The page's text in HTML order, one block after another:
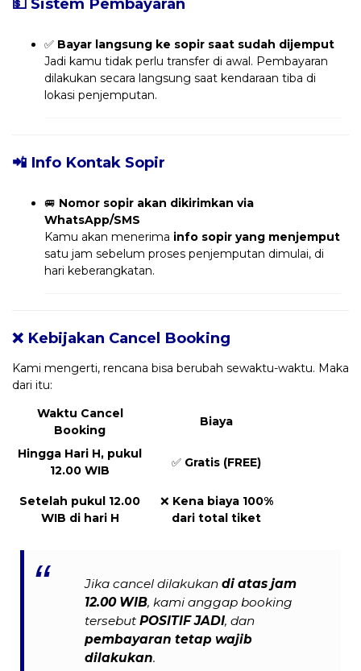
✅ Bayar langsung ke sopir saat sudah dijemput
Jadi kamu tidak perlu transfer di awal. Pembayaran
dilakukan secara langsung saat kendaraan tiba di
lokasi penjemputan.
📲 Info Kontak Sopir
🚐 Nomor sopir akan dikirimkan via
WhatsApp/SMS
Kamu akan menerima info sopir yang menjemput
satu jam sebelum proses penjemputan dimulai, di
hari keberangkatan.
❌ Kebijakan Cancel Booking
Kami mengerti, rencana bisa berubah sewaktu-waktu. Maka
dari itu:
Waktu Cancel
Booking
Biaya
Hingga Hari H, pukul
12.00 WIB
✅ Gratis (FREE)
Setelah pukul 12.00
WIB di hari H
❌ Kena biaya 100%
dari total tiket
Jika cancel dilakukandi atas jam
12.00 WIB, kami anggap booking
tersebutPOSITIF JADI, dan
pembayaran tetap wajib
dilakukan.